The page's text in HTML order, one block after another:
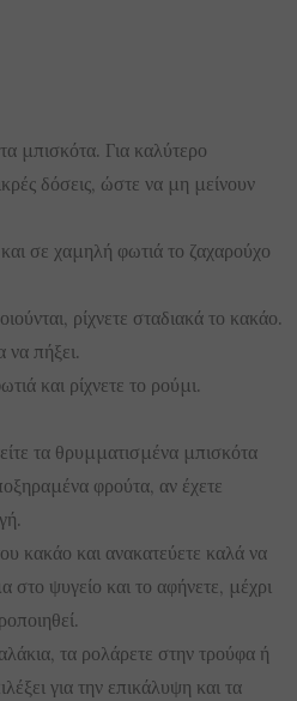
μπισκότα. Για καλύτερο
δόσεις, ώστε να μη μείνουν
σε χαμηλή φωτιά το ζαχαρούχο
ρίχνετε σταδιακά το κακάο.
να πήξει.
και ρίχνετε το ρούμι.
τα θρυμματισμένα μπισκότα
φρούτα, αν έχετε
κακάο και ανακατεύετε καλά να
στο ψυγείο και το αφήνετε, μέχρι
τα ρολάρετε στην τρούφα ή
για την επικάλυψη και τα